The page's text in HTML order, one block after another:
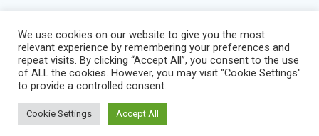
We use cookies on our website to give you the most
relevant experience by remembering your preferences and
repeat visits. By clicking “Accept All”, you consent to the use
of ALL the cookies. However, you may visit "Cookie Settings"
to provide a controlled consent.
Cookie Settings Accept All